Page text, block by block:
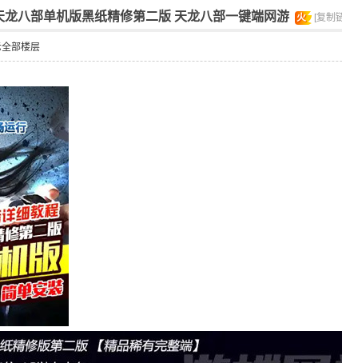
八部单机版黑纸精修第二版 天龙八部一键端网游 火 [复制
部楼层